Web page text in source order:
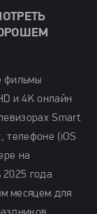
фильмы
и 4K онлайн
Smart
телефоне (iOS
на
2025 года
месяцем для